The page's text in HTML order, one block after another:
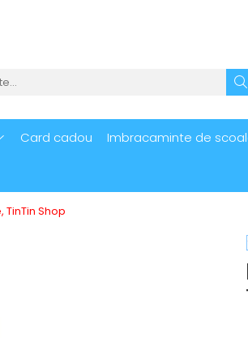
Card cadou Imbracaminte de
Shop